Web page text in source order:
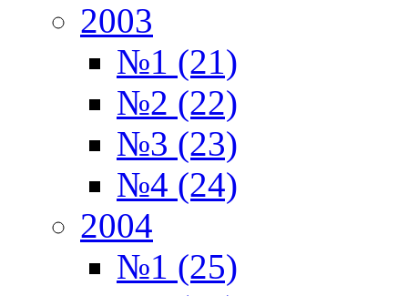
2003
№1 (21)
№2 (22)
№3 (23)
№4 (24)
2004
№1 (25)